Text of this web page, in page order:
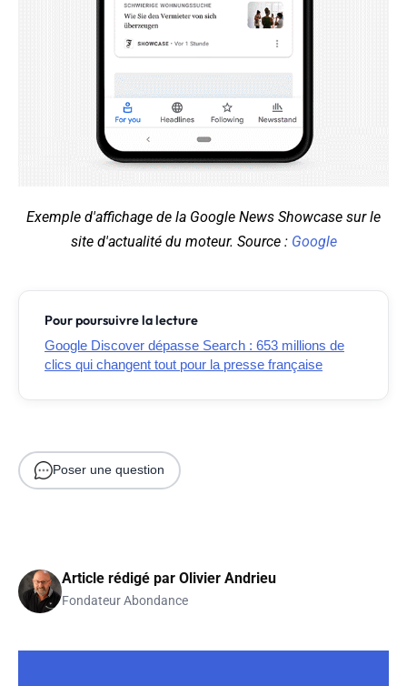
Exemple d'affichage de la Google News Showcase sur le
site d'actualité du moteur. Source : Google
Pour poursuivre la lecture
Google Discover dépasse Search : 653 millions de
clics qui changent tout pour la presse française
Poser une question
Article rédigé par Olivier Andrieu
Fondateur Abondance